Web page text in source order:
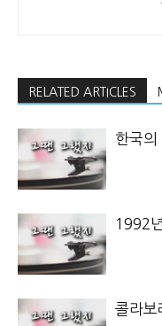
RELATED ARTICLES
한국의
1992
콜라보